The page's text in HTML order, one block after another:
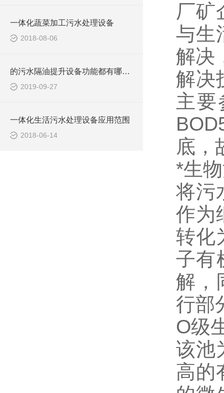
一体化蔬菜加工污水处理设备
2018-08-06
的污水隔油提升设备功能都有哪些？
2019-09-27
一体化生活污水处理设备应用范围
2018-06-14
厂矿
与生
解决
解决
主
底，
*生
将污
作为
转化
子有
解，
行部
O级
该池
高的